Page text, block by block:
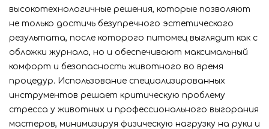
высокотехнологичные решения, которые позволяют
не только достичь безупречного эстетического
результата, после которого питомец выглядит как с
обложки журнала, но и обеспечивают максимальный
комфорт и безопасность животного во время
процедур. Использование специализированных
инструментов решает критическую проблему
стресса у животных и профессионального выгорания
мастеров, минимизируя физическую нагрузку на руки и